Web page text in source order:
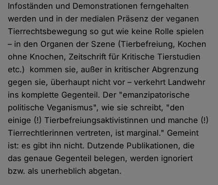
Infoständen und Demonstrationen ferngehalten
werden und in der medialen Präsenz der veganen
Tierrechtsbewegung so gut wie keine Rolle spielen
– in den Organen der Szene (Tierbefreiung, Kochen
ohne Knochen, Zeitschrift für Kritische Tierstudien
etc.) kommen sie, außer in kritischer Abgrenzung
gegen sie, überhaupt nicht vor – verkehrt Landwehr
ins komplette Gegenteil. Der "emanzipatorische
politische Veganismus", wie sie schreibt, "den
einige (!) Tierbefreiungsaktivistinnen und manche (!)
Tierrechtlerinnen vertreten, ist marginal." Gemeint
ist: es gibt ihn nicht. Dutzende Publikationen, die
das genaue Gegenteil belegen, werden ignoriert
bzw. als unerheblich abgetan.